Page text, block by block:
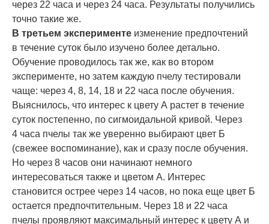
через 22 часа и через 24 часа. Результаты получились
точно такие же.
В третьем эксперименте изменение предпочтений
в течение суток было изучено более детально.
Обучение проводилось так же, как во втором
эксперименте, но затем каждую пчелу тестировали
чаще: через 4, 8, 14, 18 и 22 часа после обучения.
Выяснилось, что интерес к цвету А растет в течение
суток постепенно, по сигмоидальной кривой. Через
4 часа пчелы так же уверенно выбирают цвет Б
(свежее воспоминание), как и сразу после обучения.
Но через 8 часов они начинают немного
интересоваться также и цветом А. Интерес
становится острее через 14 часов, но пока еще цвет Б
остается предпочтительным. Через 18 и 22 часа
пчелы проявляют максимальный интерес к цвету А и